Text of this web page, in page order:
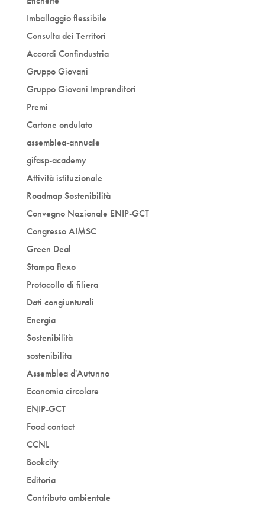
Imballaggio flessibile
Consulta dei Territori
Accordi Confindustria
Gruppo Giovani
Gruppo Giovani Imprenditori
Premi
Cartone ondulato
assemblea-annuale
gifasp-academy
Attività istituzionale
Roadmap Sostenibilità
Convegno Nazionale ENIP-GCT
Congresso AIMSC
Green Deal
Stampa flexo
Protocollo di filiera
Dati congiunturali
Energia
Sostenibilità
sostenibilita
Assemblea d'Autunno
Economia circolare
ENIP-GCT
Food contact
CCNL
Bookcity
Editoria
Contributo ambientale